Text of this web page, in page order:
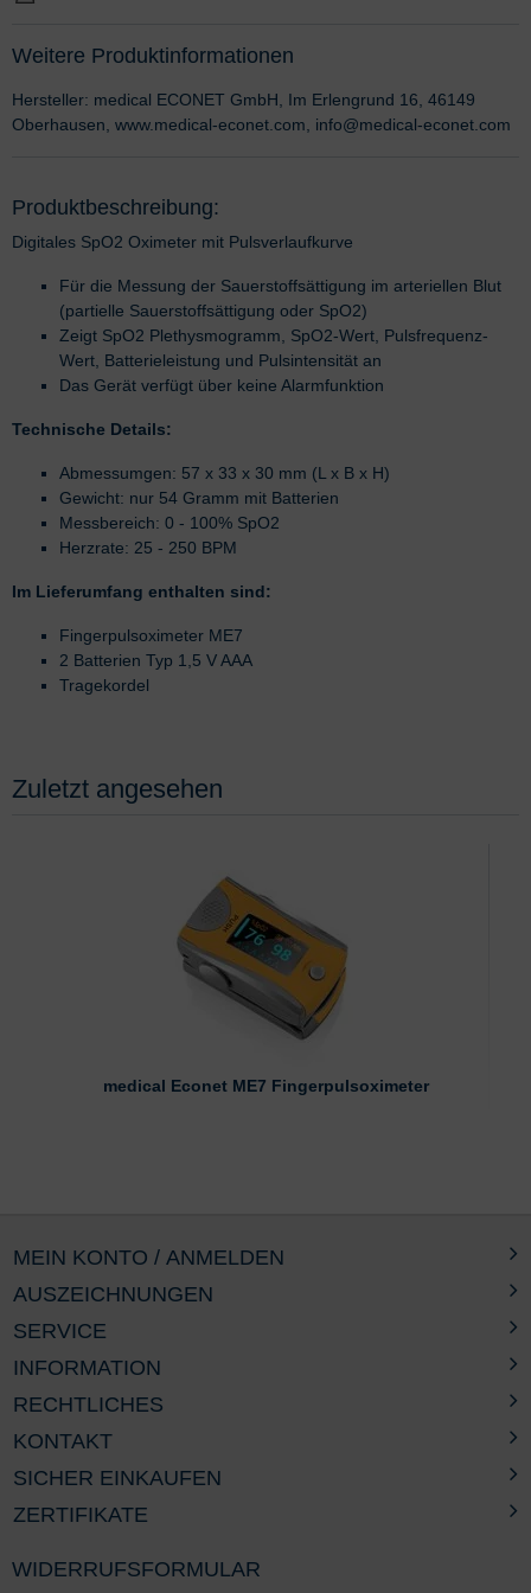
Weitere Produktinformationen
Hersteller: medical ECONET GmbH, Im Erlengrund 16, 46149
Oberhausen, www.medical-econet.com, info@medical-econet.com
Produktbeschreibung:
Digitales SpO2 Oximeter mit Pulsverlaufkurve
Für die Messung der Sauerstoffsättigung im arteriellen Blut
(partielle Sauerstoffsättigung oder SpO2)
Zeigt SpO2 Plethysmogramm, SpO2-Wert, Pulsfrequenz-
Wert, Batterieleistung und Pulsintensität an
Das Gerät verfügt über keine Alarmfunktion
Technische Details:
Abmessumgen: 57 x 33 x 30 mm (L x B x H)
Gewicht: nur 54 Gramm mit Batterien
Messbereich: 0 - 100% SpO2
Herzrate: 25 - 250 BPM
Im Lieferumfang enthalten sind:
Fingerpulsoximeter ME7
2 Batterien Typ 1,5 V AAA
Tragekordel
Zuletzt angesehen
medical Econet ME7 Fingerpulsoximeter
AUSZEICHNUNGEN
SERVICE
INFORMATION
RECHTLICHES
MEIN KONTO / ANMELDEN
KONTAKT
SICHER EINKAUFEN
ZERTIFIKATE
WIDERRUFSFORMULAR